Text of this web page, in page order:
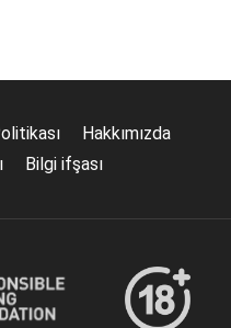
Hakkımızda
Bilgi ifşası